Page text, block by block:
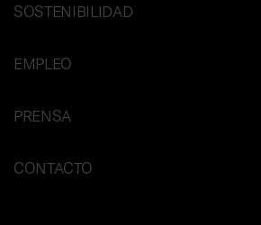
SOSTENIBILIDAD
EMPLEO
PRENSA
CONTACTO